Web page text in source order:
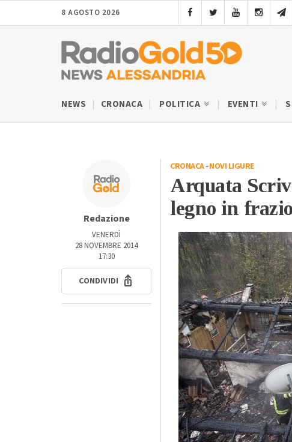
8 AGOSTO 2026
NEWS CRONACA POLITICA EVENTI
Redazione
VENERDÌ
28 NOVEMBRE 2014
17:30
CONDIVIDI
CRONACA-NOVI LIGURE
Arquata
legno in